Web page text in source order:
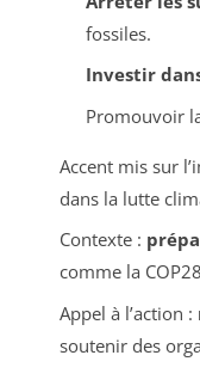
fossiles.
Investir
Promouvoir
Accent mis sur
dans la lutte
Contexte :
comme la
Appel à l’action :
soutenir des